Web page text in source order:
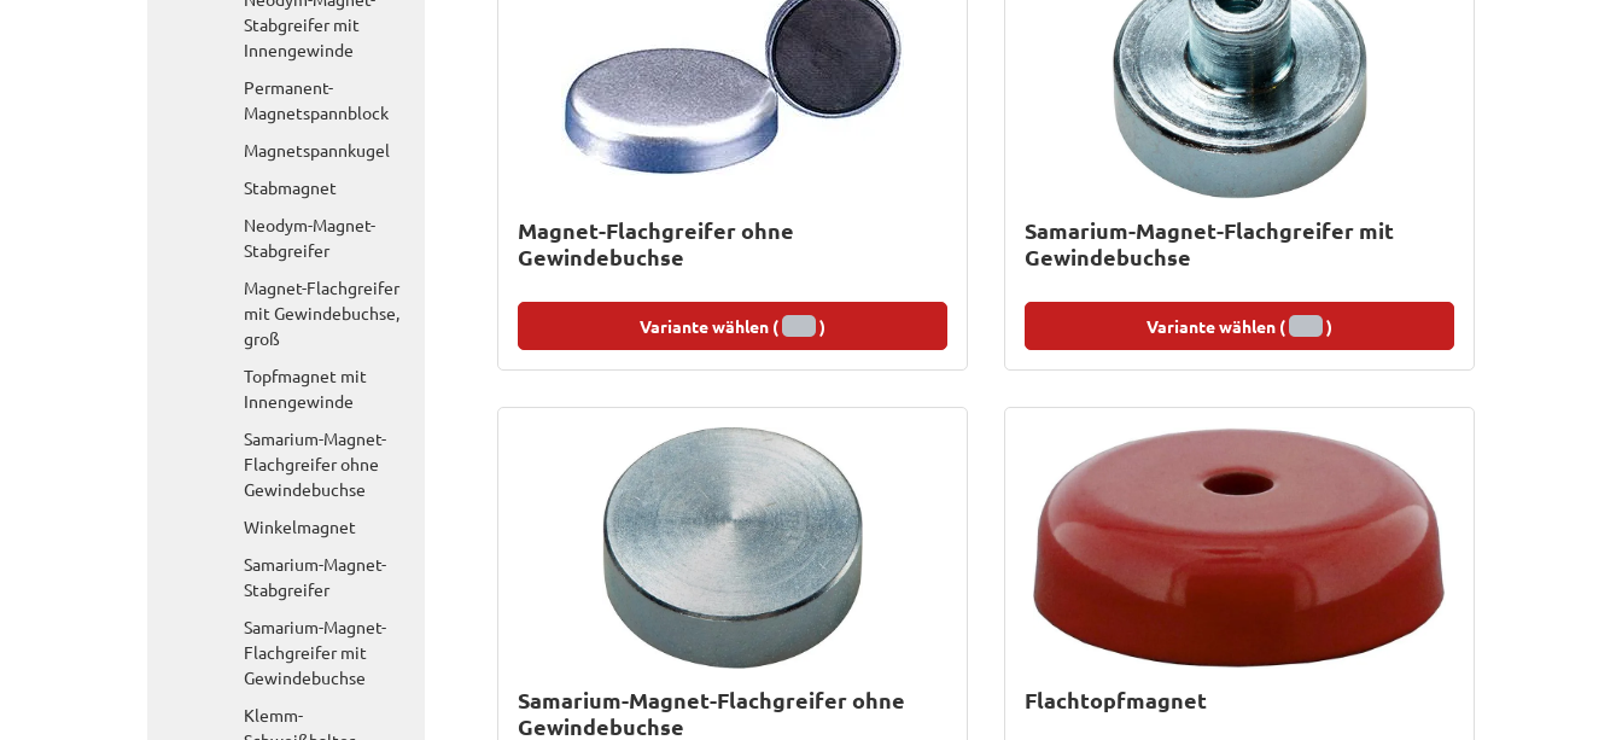
Stabgreifer mit
Innengewinde
Permanent-
Magnetspannblock
Magnetspannkugel
Stabmagnet
Neodym-Magnet-
Stabgreifer
Magnet-Flachgreifer
mit Gewindebuchse,
groß
Topfmagnet mit
Innengewinde
Samarium-Magnet-
Flachgreifer ohne
Gewindebuchse
Winkelmagnet
Samarium-Magnet-
Stabgreifer
Samarium-Magnet-
Flachgreifer mit
Gewindebuchse
Klemm-
Magnet-Flachgreifer ohne
Gewindebuchse
Variante wählen ( )
Samarium-Magnet-Flachgreifer mit
Gewindebuchse
Variante wählen ( )
Samarium-Magnet-Flachgreifer ohne
Gewindebuchse
Flachtopfmagnet